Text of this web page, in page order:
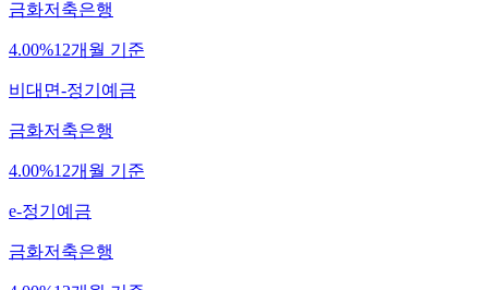
금화저축은행
4.00%12개월 기준
비대면-정기예금
금화저축은행
4.00%12개월 기준
e-정기예금
금화저축은행